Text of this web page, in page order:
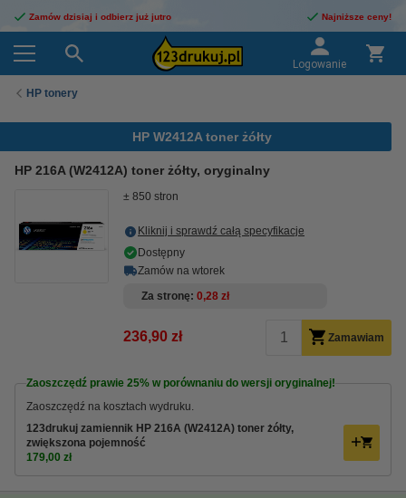
Zamów dzisiaj i odbierz już jutro Najniższe ceny!
Logowanie
HP tonery
HP W2412A toner żółty
HP 216A (W2412A) toner żółty, oryginalny
± 850 stron
Kliknij i sprawdź całą specyfikacje
Dostępny
Zamów na wtorek
Za stronę 0,28 zł
236,90 zł Zamawiam
Zaoszczędź prawie 25% w porównaniu do wersji oryginalnej!
Zaoszczędź na kosztach wydruku.
123drukuj zamiennik HP 216A (W2412A) toner żółty,
zwiększona pojemność
179,00 zł